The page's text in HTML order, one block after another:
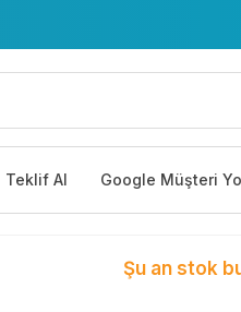
Teklif Al Google Müşteri
Şu an stok